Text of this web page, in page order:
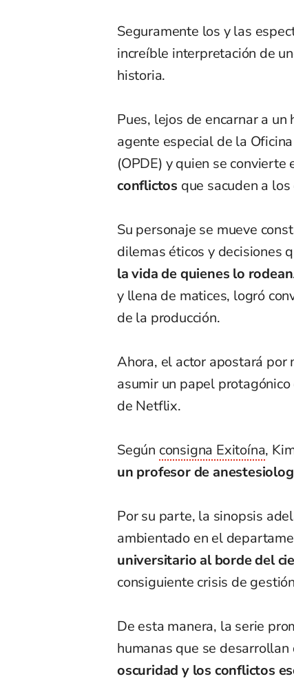
Seguramente los y las
increíble interpretación de
historia.
Pues, lejos de encarnar a un
agente especial de la
(OPDE) y quien se convierte
conflictos que sacuden a
Su personaje se mueve
dilemas éticos y decisiones
la vida de quienes lo rodean
y llena de matices, logró
de la producción.
Ahora, el actor apostará por
asumir un papel protagónico
de Netflix.
Según consigna Exitoína,
un profesor de
Por su parte, la sinopsis
ambientado en el
universitario al borde del
consiguiente crisis de
De esta manera, la serie
humanas que se
oscuridad y los conflictos